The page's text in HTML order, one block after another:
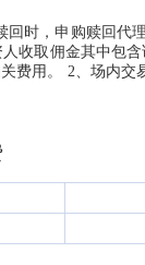
场温和修复，
升级消费表现
与此同时，全
续加深，美国
的预期，欧元
回时，申购赎回代
收取佣金其中包
费用。 2、场内交